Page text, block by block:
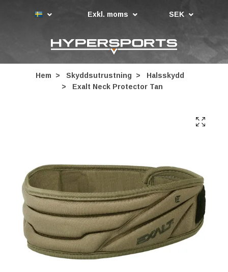
Exkl. moms SEK
Hem Skyddsutrustning
Halsskydd
Exalt Neck Protector Tan